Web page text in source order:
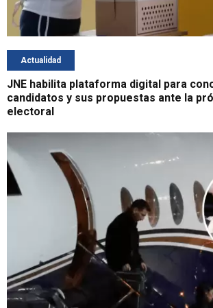
Actualidad
JNE habilita plataforma digital para
candidatos y sus propuestas ante la
electoral